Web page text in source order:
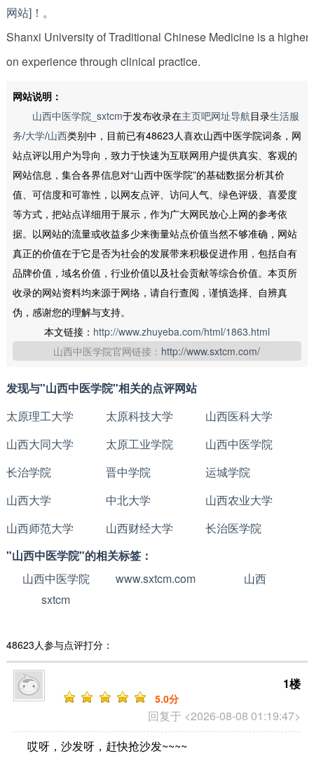
网站]！ 。
Shanxi University of Traditional Chinese Medicine is a
on experience through clinical practice.
网站说明：
山西中医学院_sxtcm于发布收录在主页吧网址导航目录生活服
务/大学/山西类别中，目前已有48623人喜欢山西中医学院词条，网
站点评以用户为导向，致力于快速为互联网用户提供真实、客观的
网站信息，集合各界信息对“山西中医学院”的基础数据分析其价
值、可信度和可靠性，以网友点评、访问人气、绿色评级、喜爱度
等方式，把站点详细用于展示，作为广大网民放心上网的参考依
据。以网站的流量或收益多少来衡量站点价值当然不够准确，网站
真正的价值在于它是否为社会的发展带来积极促进作用，包括自有
品牌价值，域名价值，行业价值以及社会贡献等综合价值。本页所
收录的网站资料均来源于网络，请自行查阅，谨慎选择、自辨真
伪，感谢您的理解与支持。
本文链接： http://www.zhuyeba.com/html/1863.html
山西中医学院官网链接： http://www.sxtcm.com/
发现与"山西中医学院"相关的点评网站
太原理工大学
太原科技大学
山西医科大学
山西大同大学
太原工业学院
山西中医学院
长治学院
晋中学院
运城学院
山西大学
中北大学
山西农业大学
山西师范大学
山西财经大学
长治医学院
"山西中医学院"的相关标签：
山西中医学院
www.sxtcm.com
山西
sxtcm
48623人参与点评打分：
回复于 <2026-08-08 01:19:47>
1楼
5.0分
哎呀，沙发呀，赶快抢沙发~~~~